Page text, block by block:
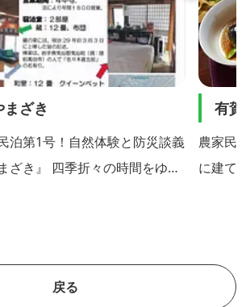
ざき
泊第1号！自然体験と防災談義
ざき』 四季折々の時間をゆっ
有
農家民
に建て
料理書
百五
戻る